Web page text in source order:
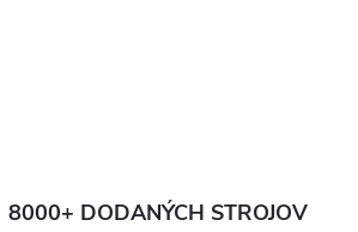
8000+ DODANÝCH STROJOV